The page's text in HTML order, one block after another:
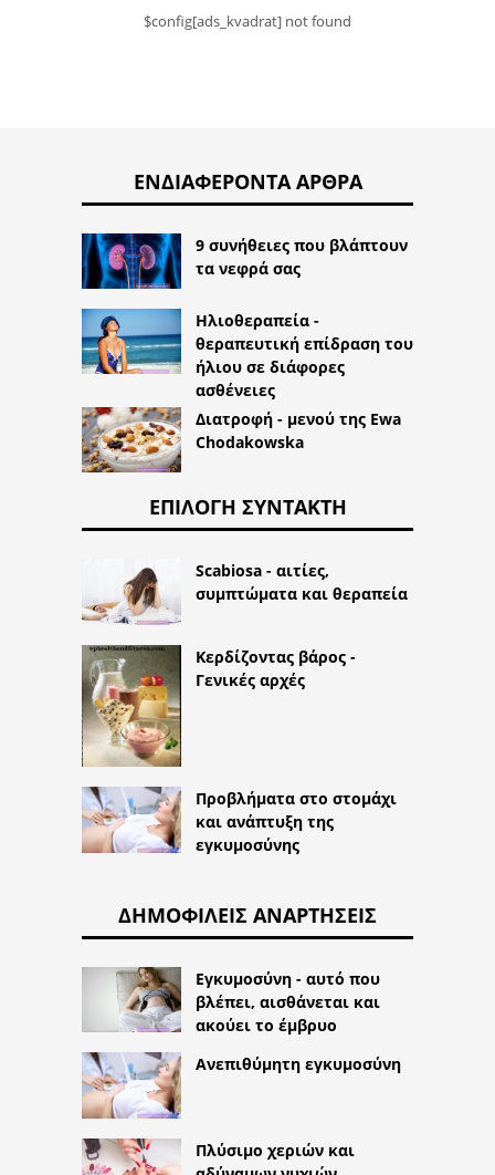
$config[ads_kvadrat] not found
ΕΝΔΙΑΦΈΡΟΝΤΑ ΆΡΘΡΑ
9 συνήθειες που βλάπτουν
τα νεφρά σας
Ηλιοθεραπεία -
θεραπευτική επίδραση του
ήλιου σε διάφορες
ασθένειες
Διατροφή - μενού της Ewa
Chodakowska
ΕΠΙΛΟΓΉ ΣΥΝΤΆΚΤΗ
Scabiosa - αιτίες,
συμπτώματα και θεραπεία
Κερδίζοντας βάρος -
Γενικές αρχές
Προβλήματα στο στομάχι
και ανάπτυξη της
εγκυμοσύνης
ΔΗΜΟΦΙΛΕΊΣ ΑΝΑΡΤΉΣΕΙΣ
Εγκυμοσύνη - αυτό που
βλέπει, αισθάνεται και
ακούει το έμβρυο
Ανεπιθύμητη εγκυμοσύνη
Πλύσιμο χεριών και